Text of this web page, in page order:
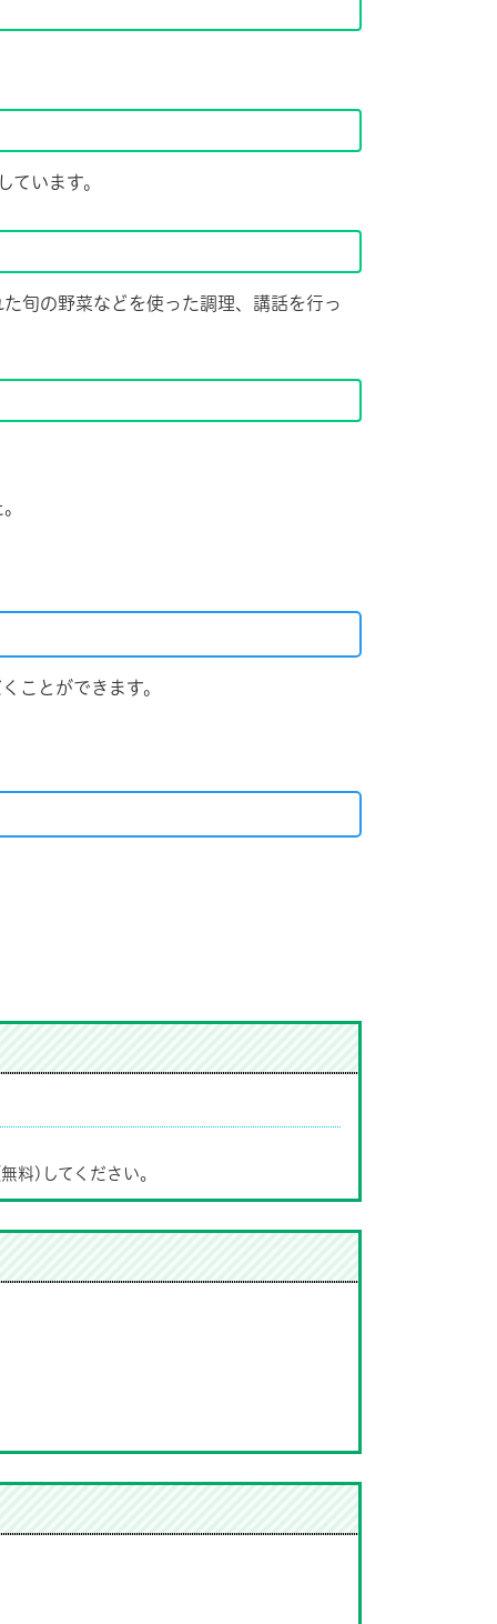
います。
旬の野菜などを使った調理、講話を行っ
ことができます。
料)してください。